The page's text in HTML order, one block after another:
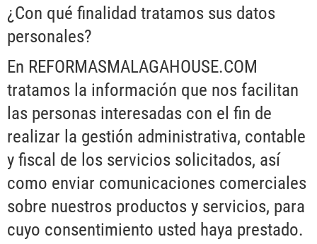
¿Con qué finalidad tratamos sus datos
personales?
En REFORMASMALAGAHOUSE.COM
tratamos la información que nos facilitan
las personas interesadas con el fin de
realizar la gestión administrativa, contable
y fiscal de los servicios solicitados, así
como enviar comunicaciones comerciales
sobre nuestros productos y servicios, para
cuyo consentimiento usted haya prestado.